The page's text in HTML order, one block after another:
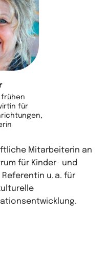
frühen
für
Mitarbeiterin an
für Kinder- und
u. a. für